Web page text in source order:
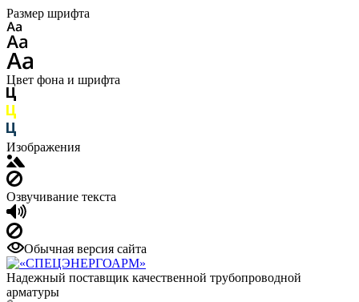
Размер шрифта
Цвет фона и шрифта
Изображения
Озвучивание текста
Обычная версия сайта
Надежный поставщик качественной трубопроводной
арматуры